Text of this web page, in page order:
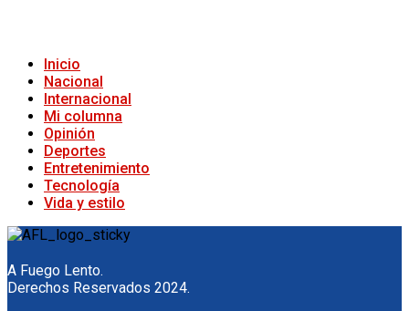
Inicio
Nacional
Internacional
Mi columna
Opinión
Deportes
Entretenimiento
Tecnología
Vida y estilo
A Fuego Lento.
Derechos Reservados 2024.